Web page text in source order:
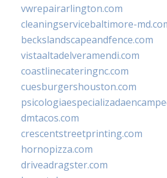
vwrepairarlington.com
cleaningservicebaltimore-
beckslandscapeandfence.com
vistaaltadelveramendi.com
coastlinecateringnc.com
cuesburgershouston.com
dmtacos.com
crescentstreetprinting.com
hornopizza.com
driveadragster.com